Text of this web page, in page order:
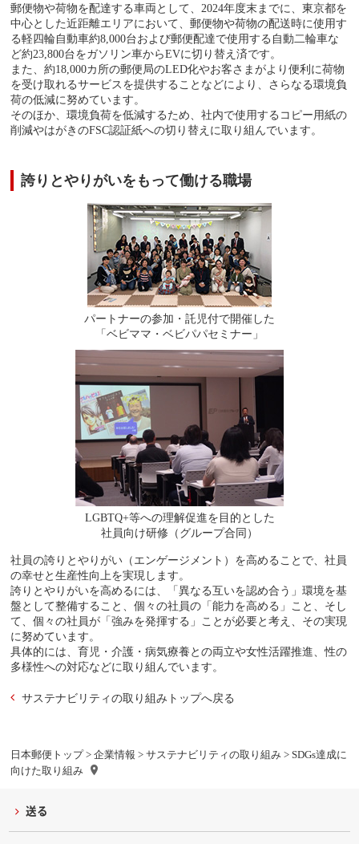
日本郵便トップ> 企業情報 > サステナビリティの取り組み> SDGs達成に
向けた取り組み
郵便物や荷物を配達する車両として、2024年度末までに、東京都を
中心とした近距離エリアにおいて、郵便物や荷物の配送時に使用す
る軽四輪自動車約8,000台および郵便配達で使用する自動二輪車な
ど約23,800台をガソリン車からEVに切り替え済です。
また、約18,000カ所の郵便局のLED化やお客さまがより便利に荷物
を受け取れるサービスを提供することなどにより、さらなる環境負
荷の低減に努めています。
そのほか、環境負荷を低減するため、社内で使用するコピー用紙の
削減やはがきのFSC認証紙への切り替えに取り組んでいます。
誇りとやりがいをもって働ける職場
パートナーの参加・託児付で開催した
「ベビママ・ベビパパセミナー」
LGBTQ+等への理解促進を目的とした
社員向け研修（グループ合同）
社員の誇りとやりがい（エンゲージメント）を高めることで、社員
の幸せと生産性向上を実現します。
誇りとやりがいを高めるには、「異なる互いを認め合う」環境を基
盤として整備すること、個々の社員の「能力を高める」こと、そし
て、個々の社員が「強みを発揮する」ことが必要と考え、その実現
に努めています。
具体的には、育児・介護・病気療養との両立や女性活躍推進、性の
多様性への対応などに取り組んでいます。
サステナビリティの取り組みトップへ戻る
送る